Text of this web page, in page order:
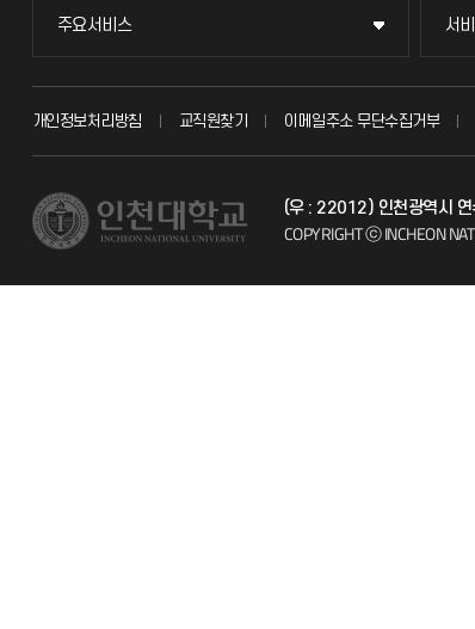
주요서비스
주요서비스
교무회의방송
시설예약
서
서
묻
자
개인정보처리방침 교직원찾기 이메일주소 무단수집거부
(우 : 22012) 인천광역시
COPYRIGHT ⓒ INCHEON